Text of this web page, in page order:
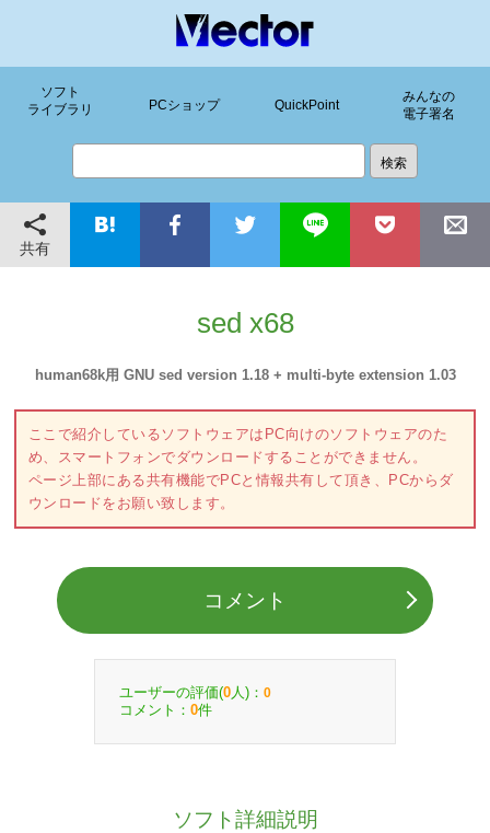
ソフト
ライブラリ
PCショップ QuickPoint
みんなの
電子署名
共有
sed x68
human68k用 GNU sed version 1.18 + multi-byte extension 1.03
ここで紹介しているソフトウェアはPC向けのソフトウェアのた
め、スマートフォンでダウンロードすることができません。
ページ上部にある共有機能でPCと情報共有して頂き、PCからダ
ウンロードをお願い致します。
コメント
ユーザーの評価(0 人)： 0
コメント： 0件
ソフト詳細説明